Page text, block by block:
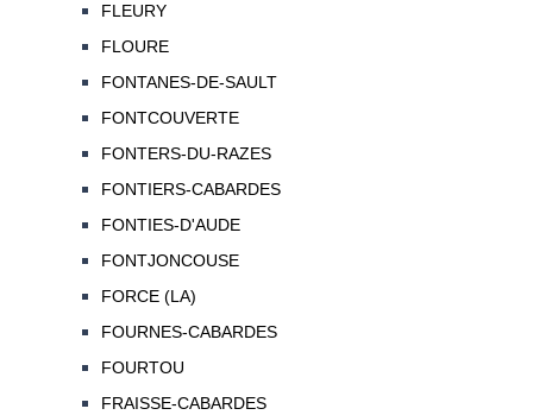
FLEURY
FLOURE
FONTANES-DE-SAULT
FONTCOUVERTE
FONTERS-DU-RAZES
FONTIERS-CABARDES
FONTIES-D'AUDE
FONTJONCOUSE
FORCE (LA)
FOURNES-CABARDES
FOURTOU
FRAISSE-CABARDES